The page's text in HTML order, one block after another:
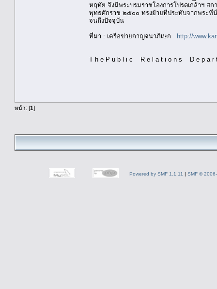
หฤทัย จึงมีพระบรมราชโองการโปรดเกล้าฯ ส
พุทธศักราช ๒๕๐๐ ทรงย้ายที่ประทับจากพระที่
จนถึงปัจจุบัน
ที่มา : เครือข่ายกาญจนาภิเษก http://
T h e P u b l i c R e l a t i o n s D e p a
หน้า: [1]
Powered by SMF 1.1.11 | SMF ©